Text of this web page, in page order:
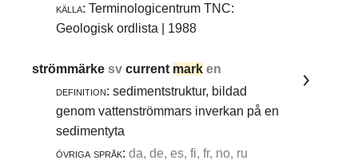
källa: Terminologicentrum TNC:
Geologisk ordlista | 1988
strömmärkesvcurrent mark en
definition: sedimentstruktur, bildad
genom vattenströmmars inverkan på en
sedimentyta
övriga språk: da, de, es, fi, fr, no, ru